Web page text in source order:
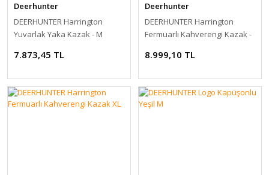
Deerhunter
DEERHUNTER Harrington
Yuvarlak Yaka Kazak - M
7.873,45 TL
Deerhunter
DEERHUNTER Harrington
Fermuarlı Kahverengi Kazak -
8.999,10 TL